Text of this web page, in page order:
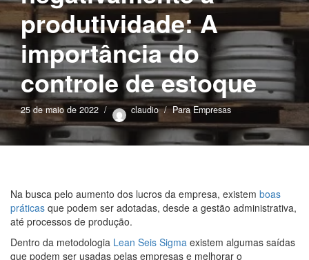
produtividade: A
importância do
controle de estoque
25 de maio de 2022 claudio Para Empresas
Na busca pelo aumento dos lucros da empresa, existem boas
práticas que podem ser adotadas, desde a gestão administrativa,
até processos de produção.
Dentro da metodologia Lean Seis Sigma existem algumas saídas
que podem ser usadas pelas empresas e melhorar o